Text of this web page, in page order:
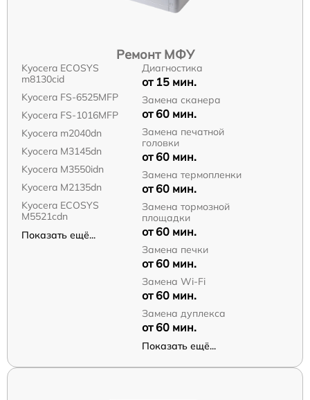
Ремонт МФУ
Kyocera ECOSYS
m8130cid
Kyocera FS-6525MFP
Kyocera FS-1016MFP
Kyocera m2040dn
Kyocera M3145dn
Kyocera M3550idn
Kyocera M2135dn
Kyocera ECOSYS
M5521cdn
Показать ещё...
Диагностика
от 15 мин.
Замена сканера
от 60 мин.
Замена печатной
головки
от 60 мин.
Замена термопленки
от 60 мин.
Замена тормозной
площадки
от 60 мин.
Замена печки
от 60 мин.
Замена Wi-Fi
от 60 мин.
Замена дуплекса
от 60 мин.
Показать ещё...